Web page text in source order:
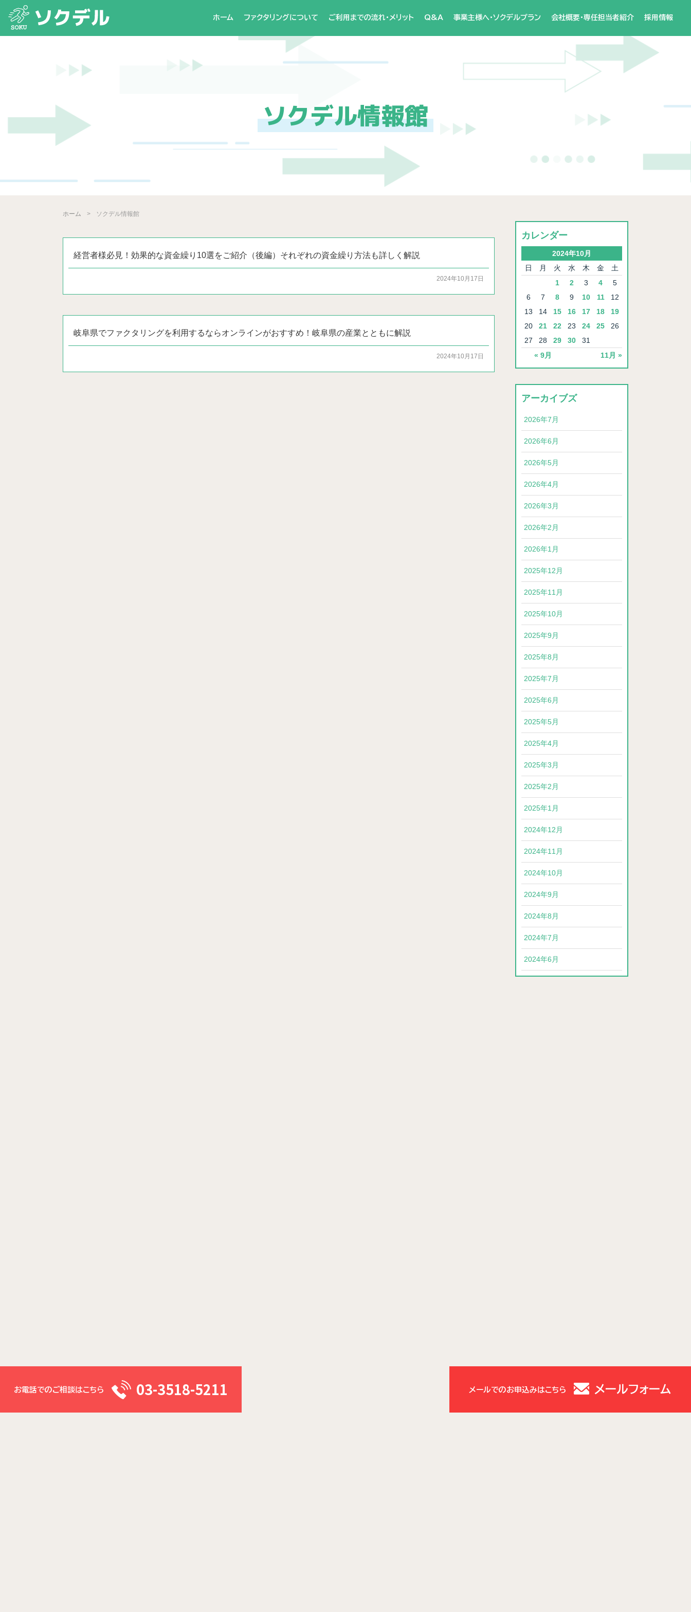
ホーム ファクタリングについて ご利用までの流れ・メリット Q&A 事業主様へ・ソクデルプラン 会社概要・専任担当者紹介 採用情報
ソクデル情報館
ホーム ソクデル情報館
経営者様必見！効果的な資金繰り10選をご紹介（後編）それぞれの資金繰り方法も詳しく解説
2024年10月17日
岐阜県でファクタリングを利用するならオンラインがおすすめ！岐阜県の産業とともに解説
2024年10月17日
カレンダー
2024年10月
日
月 火 水 木 金 土
« 9月 11月 »
1 2 3 4
5
6
7 8 9 10 11
12
13
14 15 16 17 18
19
20
21 22 23 24 25
26
27
28 29 30 31
アーカイブズ
2026年7月
2026年6月
2026年5月
2026年4月
2026年3月
2026年2月
2026年1月
2025年12月
2025年11月
2025年10月
2025年9月
2025年8月
2025年7月
2025年6月
2025年5月
2025年4月
2025年3月
2025年2月
2025年1月
2024年12月
2024年11月
2024年10月
2024年9月
2024年8月
2024年7月
2024年6月
お電話でのご相談はこちら 03-3518-5211 メールでのお申込みはこちら メールフォーム